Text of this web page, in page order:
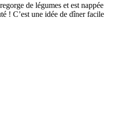
de légumes et est nappée
! C’est une idée de dîner facile